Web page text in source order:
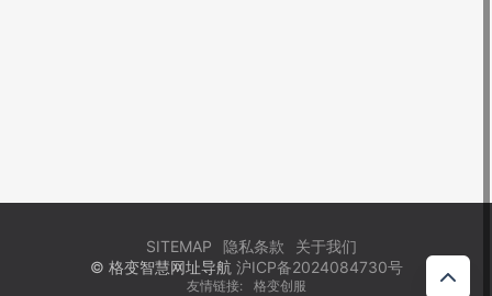
SITEMAP 隐私条款
关于我们
© 格变智慧网址导航 沪ICP备2024084730号
友情链接: 格变创服